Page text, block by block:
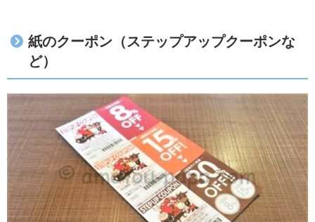
紙のクーポン（ステップアップクーポンな
ど）